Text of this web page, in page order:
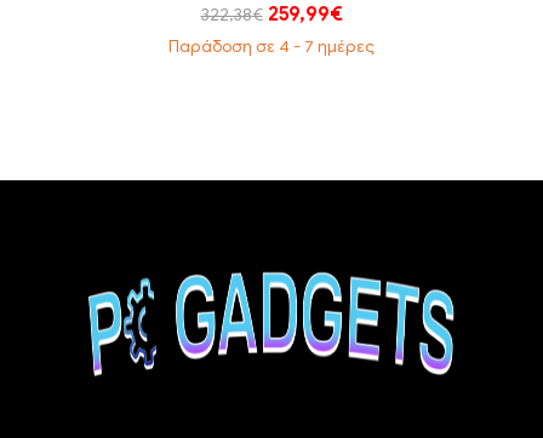
322,38€ 259,99€
Παράδοση σε 4 - 7 ημέρες